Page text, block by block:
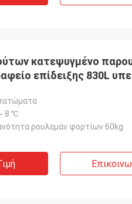
κατεψυγμένο
επίδειξης 830L
8 ℃
ρουλεμάν φορτίων 60kg